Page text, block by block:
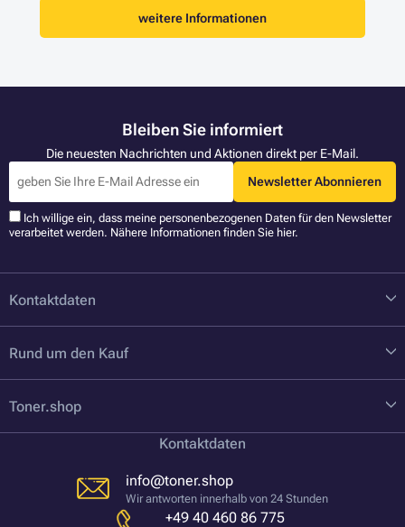
weitere Informationen
Bleiben Sie informiert
Die neuesten Nachrichten und Aktionen direkt per E-Mail.
Newsletter Abonnieren
Ich willige ein, dass meine personenbezogenen Daten für den Newsletter
verarbeitet werden. Nähere Informationen finden Sie hier.
Kontaktdaten
Rund um den Kauf
Toner.shop
Kontaktdaten
info@toner.shop
Wir antworten innerhalb von 24 Stunden
+49 40 460 86 775